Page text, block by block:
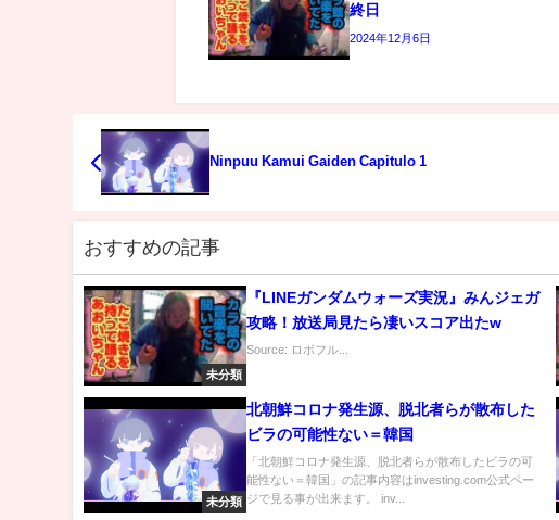
終日
2024年12月6日
Ninpuu Kamui Gaiden Capitulo 1
おすすめの記事
未分類
『LINEガンダムウォーズ実況』みんジェガ
攻略！放送局見たら凄いスコア出たw
Source: ロボフル...
未分類
北朝鮮コロナ発生源、脱北者らが散布した
ビラの可能性ない＝韓国
「北朝鮮コロナ発生源、脱北者らが散布したビラの可
能性ない＝韓国」の記事内容はinvesting.com公式ペー
ジで見る事が出来ます。 inv...